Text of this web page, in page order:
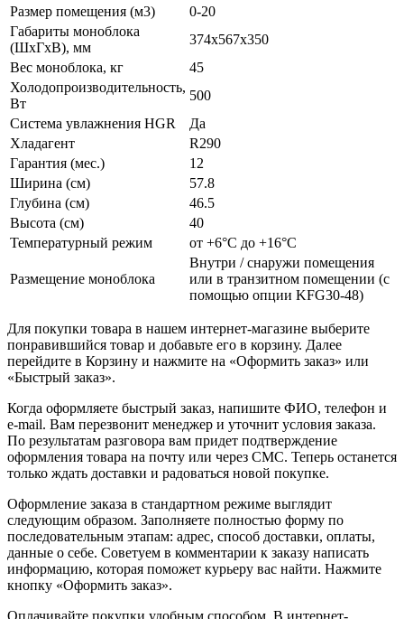
Размер помещения (м3)
0-20
Габариты моноблока
(ШxГxВ), мм
374х567х350
Вес моноблока, кг
45
Холодопроизводительность,
Вт
500
Система увлажнения HGR
Да
Хладагент
R290
Гарантия (мес.)
12
Ширина (см)
57.8
Глубина (см)
46.5
Высота (см)
40
Температурный режим
от +6°C до +16°C
Размещение моноблока
Внутри / снаружи помещения
или в транзитном помещении (с
помощью опции KFG30-48)
Для покупки товара в нашем интернет-магазине выберите
понравившийся товар и добавьте его в корзину. Далее
перейдите в Корзину и нажмите на «Оформить заказ» или
«Быстрый заказ».
Когда оформляете быстрый заказ, напишите ФИО, телефон и
e-mail. Вам перезвонит менеджер и уточнит условия заказа.
По результатам разговора вам придет подтверждение
оформления товара на почту или через СМС. Теперь останется
только ждать доставки и радоваться новой покупке.
Оформление заказа в стандартном режиме выглядит
следующим образом. Заполняете полностью форму по
последовательным этапам: адрес, способ доставки, оплаты,
данные о себе. Советуем в комментарии к заказу написать
информацию, которая поможет курьеру вас найти. Нажмите
кнопку «Оформить заказ».
Оплачивайте покупки удобным способом. В интернет-